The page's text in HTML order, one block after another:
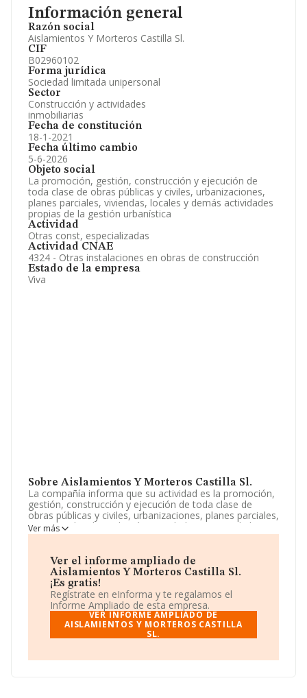
Información general
Razón social
Aislamientos Y Morteros Castilla Sl.
CIF
B02960102
Forma jurídica
Sociedad limitada unipersonal
Sector
Construcción y actividades
inmobiliarias
Fecha de constitución
18-1-2021
Fecha último cambio
5-6-2026
Objeto social
La promoción, gestión, construcción y ejecución de
toda clase de obras públicas y civiles, urbanizaciones,
planes parciales, viviendas, locales y demás actividades
propias de la gestión urbanística
Actividad
Otras const, especializadas
Actividad CNAE
4324 - Otras instalaciones en obras de construcción
Estado de la empresa
Viva
Sobre Aislamientos Y Morteros Castilla Sl.
La compañía informa que su actividad es la promoción,
gestión, construcción y ejecución de toda clase de
obras públicas y civiles, urbanizaciones, planes parciales,
viviendas, locales y demás actividades propias de la
gestión urbanística. La empresa aparece inscrita en el
corresponde a 4324 con código '%cnae%'. La empresa
no tiene actividad en mercados exteriores.
La sociedadAislamientos y Morteros Castilla S.L
con CIF B02960102, tiene su domicilio social
establecido en Paseo Zorrilla núm. 22 2, (47006),
Valladolid, Castilla-león.
sobre 13.870 compañías, a nivel nacional la facturación
Ver más
Ver el informe ampliado de
Aislamientos Y Morteros Castilla Sl.
¡Es gratis!
Regístrate en eInforma y te regalamos el
Informe Ampliado de esta empresa.
VER INFORME AMPLIADO DE
AISLAMIENTOS Y MORTEROS CASTILLA
SL.
Información oficial y registral complementaria.